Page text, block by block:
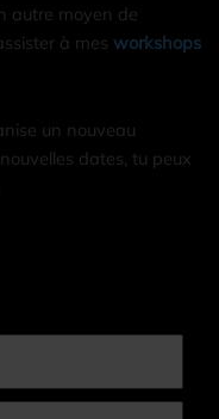
autre moyen de
à mes workshops
un nouveau
dates, tu peux